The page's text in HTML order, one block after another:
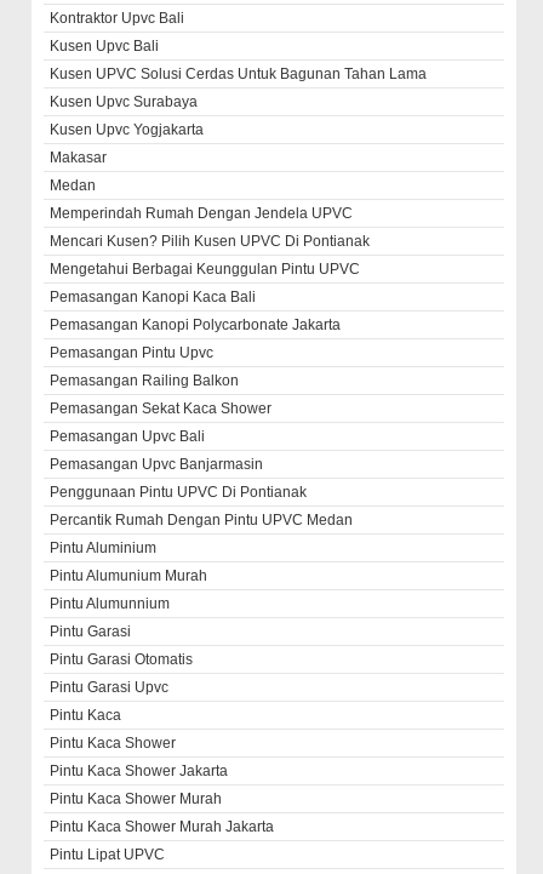
Kontraktor Upvc Bali
Kusen Upvc Bali
Kusen UPVC Solusi Cerdas Untuk Bagunan Tahan Lama
Kusen Upvc Surabaya
Kusen Upvc Yogjakarta
Makasar
Medan
Memperindah Rumah Dengan Jendela UPVC
Mencari Kusen? Pilih Kusen UPVC Di Pontianak
Mengetahui Berbagai Keunggulan Pintu UPVC
Pemasangan Kanopi Kaca Bali
Pemasangan Kanopi Polycarbonate Jakarta
Pemasangan Pintu Upvc
Pemasangan Railing Balkon
Pemasangan Sekat Kaca Shower
Pemasangan Upvc Bali
Pemasangan Upvc Banjarmasin
Penggunaan Pintu UPVC Di Pontianak
Percantik Rumah Dengan Pintu UPVC Medan
Pintu Aluminium
Pintu Alumunium Murah
Pintu Alumunnium
Pintu Garasi
Pintu Garasi Otomatis
Pintu Garasi Upvc
Pintu Kaca
Pintu Kaca Shower
Pintu Kaca Shower Jakarta
Pintu Kaca Shower Murah
Pintu Kaca Shower Murah Jakarta
Pintu Lipat UPVC